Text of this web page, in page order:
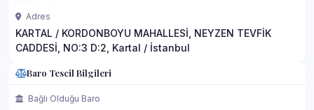
Adres
KARTAL / KORDONBOYU MAHALLESİ, NEYZEN TEVFİK
CADDESİ, NO:3 D:2, Kartal / İstanbul
Baro Tescil Bilgileri
Bağlı Olduğu Baro